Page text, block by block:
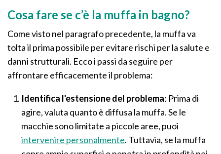
Cosa fare se c’è la muffa in bagno?
Come visto nel paragrafo precedente, la muffa va
tolta il prima possibile per evitare rischi per la salute e
danni strutturali. Ecco i passi da seguire per
affrontare efficacemente il problema:
Identifica l'estensione del problema: Prima di
agire, valuta quanto è diffusa la muffa. Se le
macchie sono limitate a piccole aree, puoi
intervenire personalmente. Tuttavia, se la muffa